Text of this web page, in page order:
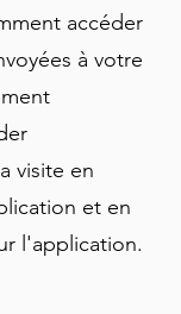
régalez-vous de
Verlent
les
comme
profitez des
le pont Saint-
un mélange
et de plaisirs
villes les plus
accéder
à votre
visite en
et en
l'application.